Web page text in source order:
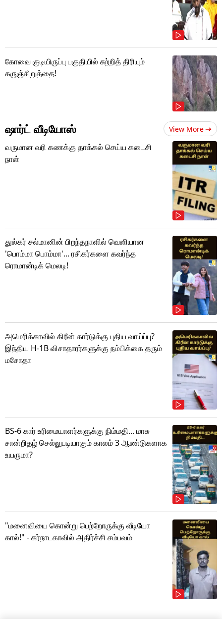
கோவை குடியிருப்பு பகுதியில் சுற்றித் திரியும்
கருஞ்சிறுத்தை!
ஷார்ட் வீடியோஸ் View More
வருமான வரி கணக்கு தாக்கல் செய்ய கடைசி
நாள்
துல்கர் சல்மானின் பிறந்தநாளில் வெளியான
'பொம்மா பொம்மா'... ரசிகர்களை கவர்ந்த
ரொமான்டிக் மெலடி!
அமெரிக்காவில் கிரீன் கார்டுக்கு புதிய வாய்ப்பு?
இந்திய H-1B விசாதாரர்களுக்கு நம்பிக்கை தரும்
மசோதா
BS-6 கார் உரிமையாளர்களுக்கு நிம்மதி... மாசு
சான்றிதழ் செல்லுபடியாகும் காலம் 3 ஆண்டுகளாக
உயருமா?
"மனைவியை கொன்று பெற்றோருக்கு வீடியோ
கால்!" - கர்நாடகாவில் அதிர்ச்சி சம்பவம்